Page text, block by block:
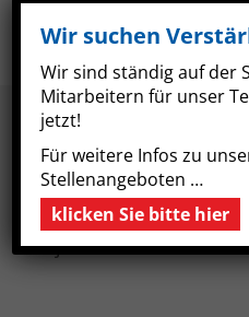
Veröffentlicht am13. April
Footer
News
Aktuelle Projekte
Hier erfahren Sie mehr
Projekte …
Wir suchen
Wir sind ständig auf der
Mitarbeitern für unser
jetzt!
Für weitere Infos zu
Stellenangeboten …
klicken Sie bitte hier